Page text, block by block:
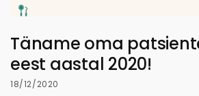
Täname oma
eest aastal 2020!
18/12/2020